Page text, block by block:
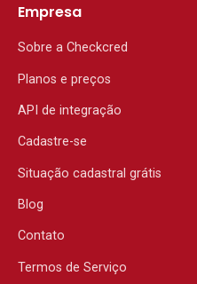
Empresa
Sobre a Checkcred
Planos e preços
API de integração
Cadastre-se
Situação cadastral grátis
Blog
Contato
Termos de Serviço